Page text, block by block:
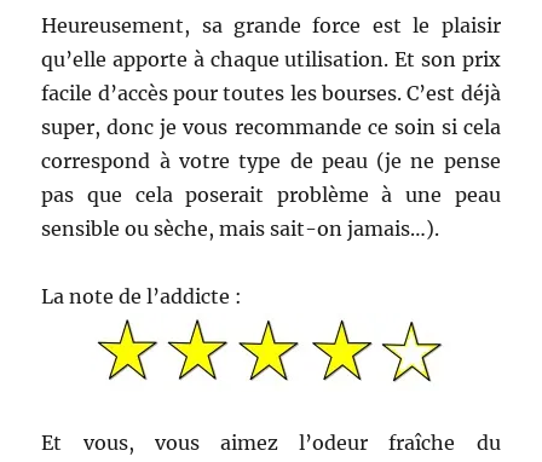
Heureusement, sa grande force est le plaisir
qu’elle apporte à chaque utilisation. Et son prix
facile d’accès pour toutes les bourses. C’est déjà
super, donc je vous recommande ce soin si cela
correspond à votre type de peau (je ne pense
pas que cela poserait problème à une peau
sensible ou sèche, mais sait-on jamais…).
La note de l’addicte :
Et vous, vous aimez l’odeur fraîche du